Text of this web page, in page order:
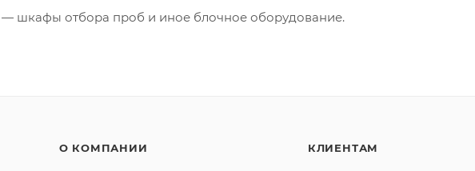
— шкафы отбора проб и иное блочное оборудование.
О КОМПАНИИ КЛИЕНТАМ